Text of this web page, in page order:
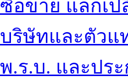
ซื้อขาย แลกเ
บริษัทและตัวแ
พ.ร.บ. และปร